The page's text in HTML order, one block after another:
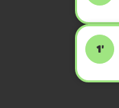
1'